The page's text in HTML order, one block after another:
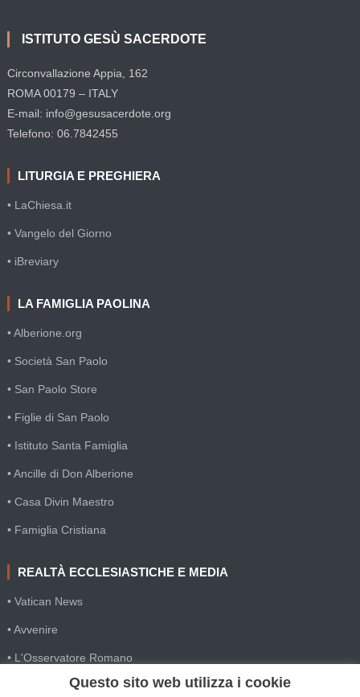
ISTITUTO GESÙ SACERDOTE
Circonvallazione Appia, 162
ROMA 00179 – ITALY
E-mail: info@gesusacerdote.org
Telefono: 06.7842455
LITURGIA E PREGHIERA
• LaChiesa.it
• Vangelo del Giorno
• iBreviary
LA FAMIGLIA PAOLINA
• Alberione.org
• Società San Paolo
• San Paolo Store
• Figlie di San Paolo
• Istituto Santa Famiglia
• Ancille di Don Alberione
• Casa Divin Maestro
• Famiglia Cristiana
REALTÀ ECCLESIASTICHE E MEDIA
• Vatican News
• Avvenire
• L'Osservatore Romano
• SIR Agenzia d'informazione
Questo sito web utilizza i cookie